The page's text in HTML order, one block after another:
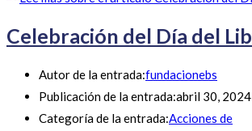
Celebración del Día del
Autor de la entrada:fundacionebs
Publicación de la entrada:abril 30, 2024
Categoría de la entrada:Acciones de